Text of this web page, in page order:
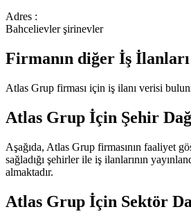
Adres :
Bahcelievler şirinevler
Firmanın diğer İş İlanları
Atlas Grup firması için iş ilanı verisi
Atlas Grup İçin Şehir
Aşağıda, Atlas Grup firmasının faaliyet
sağladığı şehirler ile iş ilanlarının
almaktadır.
Atlas Grup İçin Sektör